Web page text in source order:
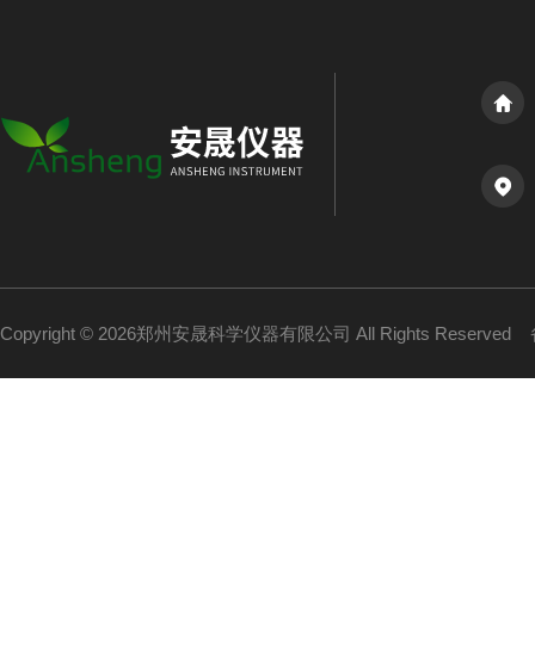
Copyright © 2026郑州安晟科学仪器有限公司 All Rights Reserved